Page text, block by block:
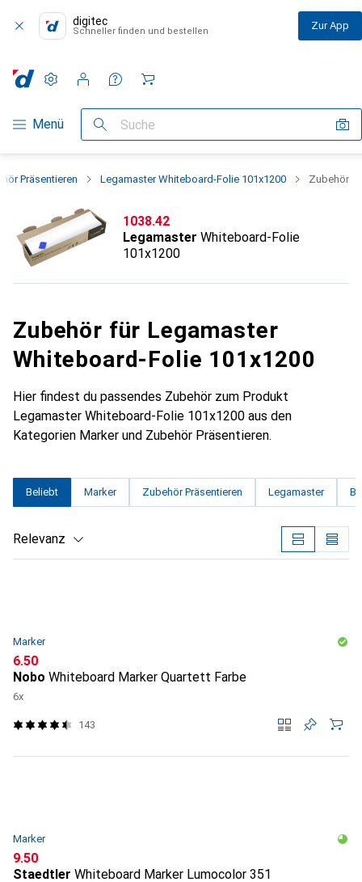
digitec
Schneller finden und bestellen Zur App
Navigation nach Kategorien
Menü Suche
Einstellungen
Kundenkonto
Vergleichslisten
Merklisten
Warenkorb
Präsentieren Legamaster Whiteboard-Folie 101x1200 Zubehör
CHF
1038.42
Legamaster Whiteboard-Folie
101x1200
Zubehör für Legamaster
Whiteboard-Folie 101x1200
Hier findest du passendes Zubehör zum Produkt
Legamaster Whiteboard-Folie 101x1200 aus den
Kategorien Marker und Zubehör Präsentieren.
Beliebt Marker Zubehör Präsentieren Legamaster
Relevanz
Marker
CHF
6.50
Nobo Whiteboard Marker Quartett Farbe
6x
143
Marker
CHF
9.50
Staedtler Whiteboard Marker Lumocolor 351